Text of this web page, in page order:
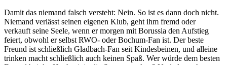
Damit das niemand falsch versteht: Nein. So ist es dann doch nicht.
Niemand verlässt seinen eigenen Klub, geht ihm fremd oder
verkauft seine Seele, wenn er morgen mit Borussia den Aufstieg
feiert, obwohl er selbst RWO- oder Bochum-Fan ist. Der beste
Freund ist schließlich Gladbach-Fan seit Kindesbeinen, und alleine
trinken macht schließlich auch keinen Spaß. Wer würde dem besten